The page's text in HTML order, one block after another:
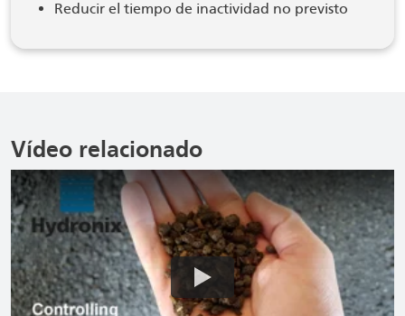
Reducir el tiempo de inactividad no previsto
Vídeo relacionado